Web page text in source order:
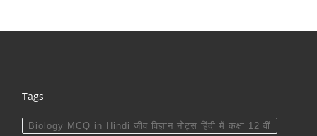
Tags
Biology MCQ in Hindi जीव विज्ञान नोट्स हिंदी में कक्षा 12 वीं